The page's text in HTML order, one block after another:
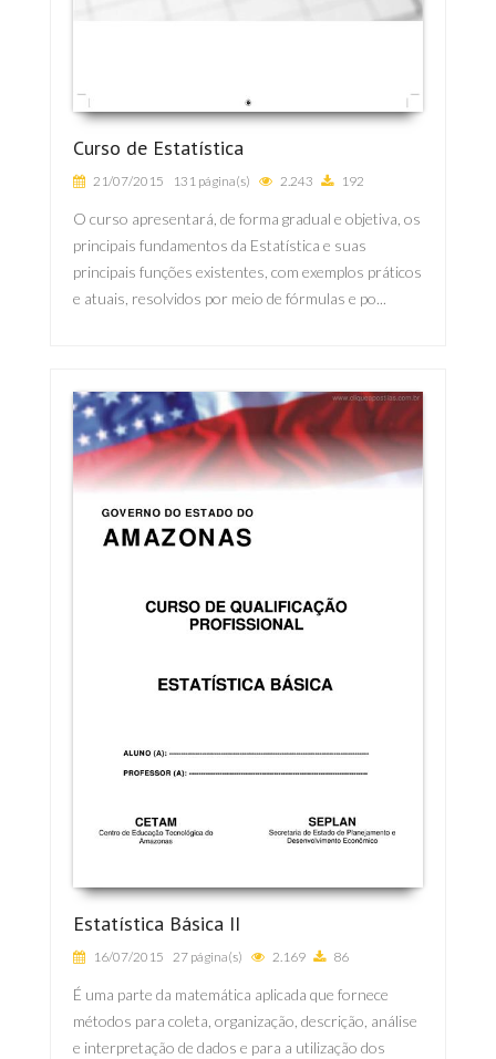
Curso de Estatística
21/07/2015 131 página(s) 2.243 192
O curso apresentará, de forma gradual e objetiva, os
principais fundamentos da Estatística e suas
principais funções existentes, com exemplos práticos
e atuais, resolvidos por meio de fórmulas e po...
Estatística Básica II
16/07/2015 27 página(s) 2.169 86
É uma parte da matemática aplicada que fornece
métodos para coleta, organização, descrição, análise
e interpretação de dados e para a utilização dos